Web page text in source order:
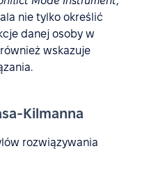
nie tylko określić
danej osoby w
wskazuje
Kilmanna
rozwiązywania